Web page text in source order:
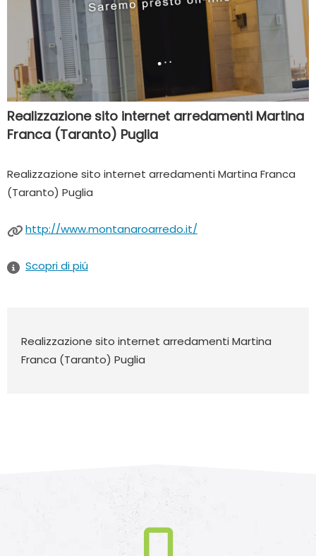
Realizzazione sito internet arredamenti Martina
Franca (Taranto) Puglia
Realizzazione sito internet arredamenti Martina Franca
(Taranto) Puglia
http://www.montanaroarredo.it/
Scopri di piú
Realizzazione sito internet arredamenti Martina
Franca (Taranto) Puglia